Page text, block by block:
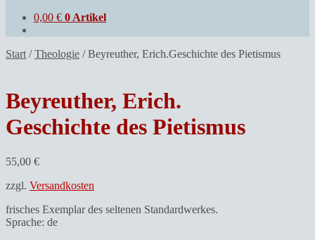
0,00 € 0 Artikel
Start /Theologie /Beyreuther, Erich.Geschichte des Pietismus
Beyreuther, Erich.
Geschichte des Pietismus
55,00 €
zzgl. Versandkosten
frisches Exemplar des seltenen Standardwerkes.
Sprache: de